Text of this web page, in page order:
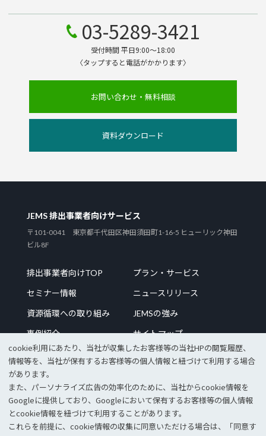
03-5289-3421
受付時間 平日9:00～18:00
〈タップすると電話がかかります〉
お問い合わせ・無料相談
資料ダウンロード
JEMS 排出事業者向けサービス
〒101-0041 東京都千代田区神田須田町1-16-5 ヒューリック神田
ビル8F
排出事業者向けTOP
プラン・サービス
セミナー情報
ニュースリリース
資源循環への取り組み
JEMSの強み
事例紹介
サイトマップ
企業サイトTOP
採用情報
個人情報保護方針
情報セキュリティポリシー
© 2023 JEMS Inc.
cookie利⽤にあたり、当社が収集したお客様等の当社HPの閲覧履歴、
情報等を、当社が保有するお客様等の個⼈情報と紐づけて利⽤する場合
があります。
また、パーソナライズ広告の効率化のために、当社からcookie情報を
Googleに提供しており、Googleにおいて保有するお客様等の個⼈情報
とcookie情報を紐づけて利⽤することがあります。
これらを前提に、cookie情報の収集に同意いただける場合は、「同意す